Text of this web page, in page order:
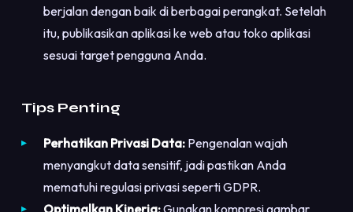
berjalan dengan baik di berbagai perangkat. Setelah
itu, publikasikan aplikasi ke web atau toko aplikasi
sesuai target pengguna Anda.
Tips Penting
Perhatikan Privasi Data:Pengenalan wajah
menyangkut data sensitif, jadi pastikan Anda
mematuhi regulasi privasi seperti GDPR.
Optimalkan Kinerja:Gunakan kompresi gambar